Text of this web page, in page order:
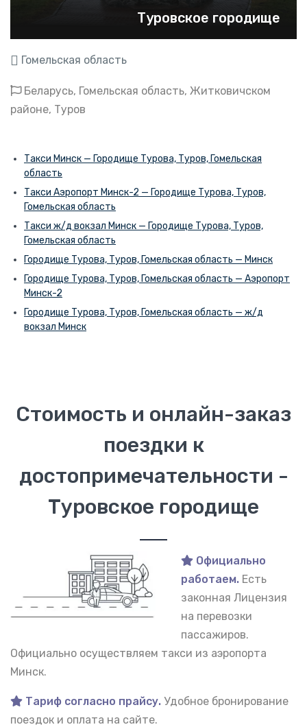
Туровское городище
Гомельская область
Беларусь, Гомельская область, Житковичском
районе, Туров
Такси Минск — Городище Турова, Туров, Гомельская
область
Такси Аэропорт Минск-2 — Городище Турова, Туров,
Гомельская область
Такси ж/д вокзал Минск — Городище Турова, Туров,
Гомельская область
Городище Турова, Туров, Гомельская область — Минск
Городище Турова, Туров, Гомельская область — Аэропорт
Минск-2
Городище Турова, Туров, Гомельская область — ж/д
вокзал Минск
Стоимость и онлайн-заказ
поездки к
достопримечательности -
Туровское городище
Официально
работаем. Есть
законная Лицензия
на перевозки
пассажиров.
Официально осуществляем такси из аэропорта
Минск.
Тариф согласно прайсу. Удобное бронирование
поездок и оплата на сайте.